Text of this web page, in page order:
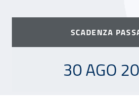
SCADENZA
30 AGOSTO
30 AGO